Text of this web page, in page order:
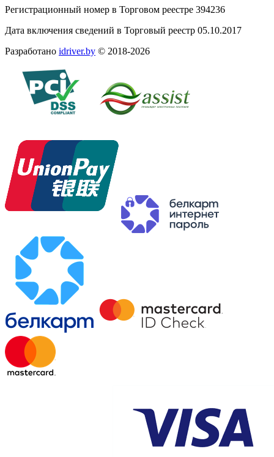
Регистрационный номер в Торговом реестре 394236
Дата включения сведений в Торговый реестр 05.10.2017
Разработано idriver.by © 2018-2026